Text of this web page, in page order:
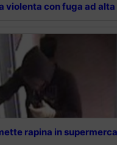
violenta con fuga ad
rapina in